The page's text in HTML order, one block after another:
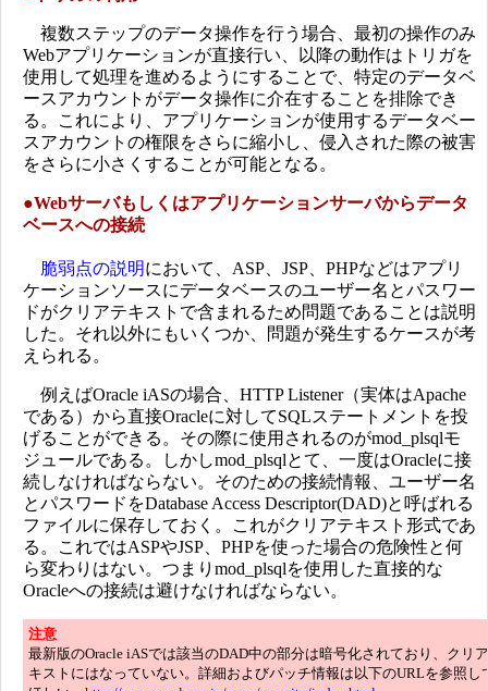
複数ステップのデータ操作を行う場合、最初の操作のみ
Webアプリケーションが直接行い、以降の動作はトリガを
使用して処理を進めるようにすることで、特定のデータベ
ースアカウントがデータ操作に介在することを排除でき
る。これにより、アプリケーションが使用するデータベー
スアカウントの権限をさらに縮小し、侵入された際の被害
をさらに小さくすることが可能となる。
●Webサーバもしくはアプリケーションサーバからデータ
ベースへの接続
脆弱点の説明において、ASP、JSP、PHPなどはアプリ
ケーションソースにデータベースのユーザー名とパスワー
ドがクリアテキストで含まれるため問題であることは説明
した。それ以外にもいくつか、問題が発生するケースが考
えられる。
例えばOracle iASの場合、HTTP Listener（実体はApache
である）から直接Oracleに対してSQLステートメントを投
げることができる。その際に使用されるのがmod_plsqlモ
ジュールである。しかしmod_plsqlとて、一度はOracleに接
続しなければならない。そのための接続情報、ユーザー名
とパスワードをDatabase Access Descriptor(DAD)と呼ばれる
ファイルに保存しておく。これがクリアテキスト形式であ
る。これではASPやJSP、PHPを使った場合の危険性と何
ら変わりはない。つまりmod_plsqlを使用した直接的な
Oracleへの接続は避けなければならない。
注意
最新版のOracle iASでは該当のDAD中の部分は暗号化されており、クリ
キストにはなっていない。詳細およびパッチ情報は以下のURLを参照し